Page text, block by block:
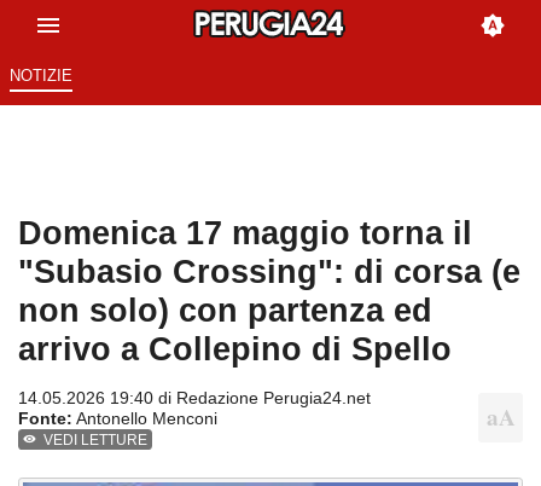
NOTIZIE
Domenica 17 maggio torna il
"Subasio Crossing": di corsa (e
non solo) con partenza ed
arrivo a Collepino di Spello
14.05.2026 19:40 di Redazione Perugia24.net
Fonte: Antonello Menconi
VEDI LETTURE